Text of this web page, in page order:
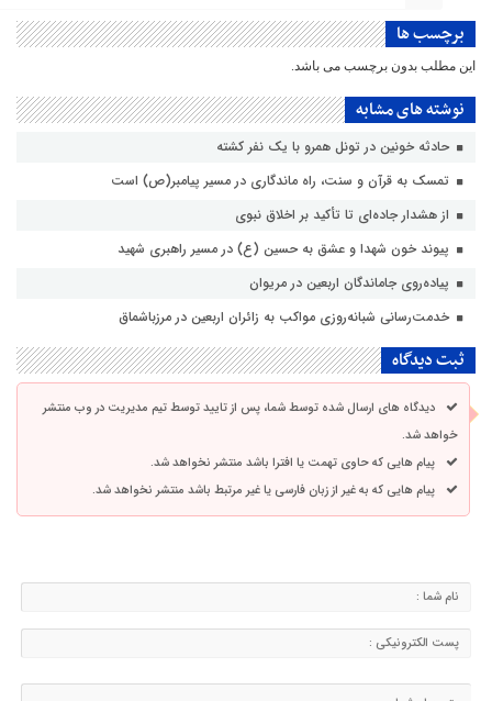
برچسب ها
این مطلب بدون برچسب می باشد.
نوشته های مشابه
حادثه خونین در تونل همرو با یک نفر کشته
تمسک به قرآن و سنت، راه ماندگاری در مسیر پیامبر(ص) است
از هشدار جاده‌ای تا تأکید بر اخلاق نبوی
پیوند خون شهدا و عشق به حسین (ع) در مسیر راهبری شهید
پیاده‌روی جاماندگان اربعین در مریوان
خدمت‌رسانی شبانه‌روزی مواکب به زائران اربعین در مرزباشماق
ثبت دیدگاه
دیدگاه های ارسال شده توسط شما، پس از تایید توسط تیم مدیریت در وب منتشر
خواهد شد.
پیام هایی که حاوی تهمت یا افترا باشد منتشر نخواهد شد.
پیام هایی که به غیر از زبان فارسی یا غیر مرتبط باشد منتشر نخواهد شد.